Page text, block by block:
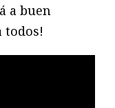
a buen
todos!